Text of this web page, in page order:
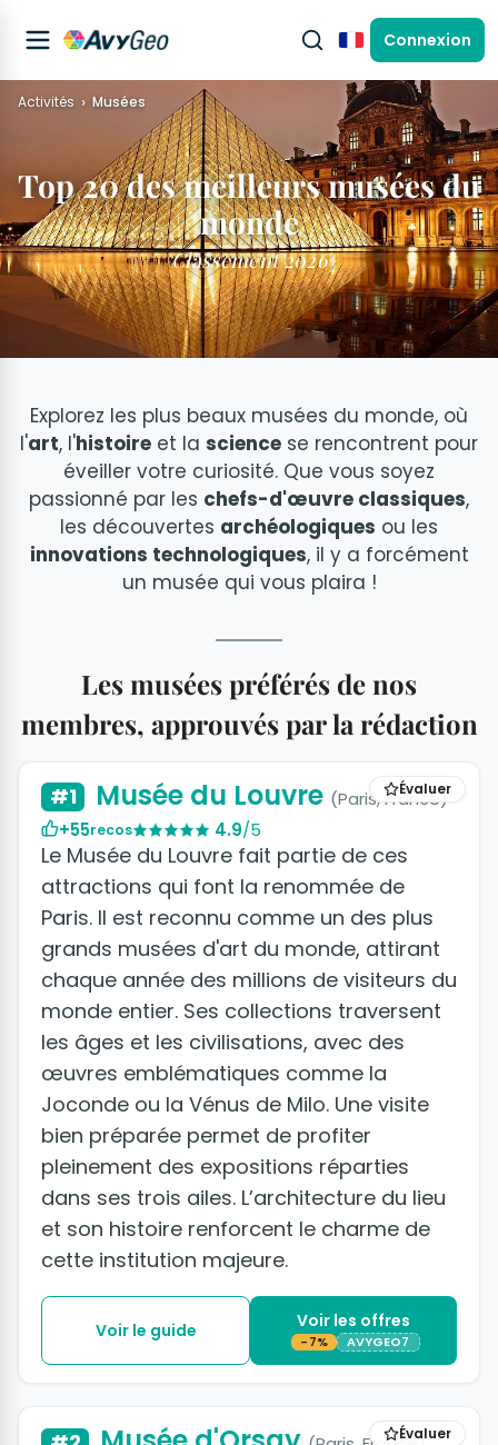
FrançaisConnexion
Activités Musées
Top 20 des meilleurs musées du
monde
Classement 2026
Explorez les plus beaux musées du monde, où
l'art, l'histoire et la science se rencontrent pour
éveiller votre curiosité. Que vous soyez
passionné par les chefs-d'œuvre classiques,
les découvertes archéologiques ou les
innovations technologiques, il y a forcément
un musée qui vous plaira !
Les musées préférés de nos
membres, approuvés par la rédaction
+14 photos
Évaluer
#1 Musée du Louvre (Paris, France)
+55recos 4.9/5
Le Musée du Louvre fait partie de ces
attractions qui font la renommée de
Paris. Il est reconnu comme un des plus
grands musées d'art du monde, attirant
chaque année des millions de visiteurs du
monde entier. Ses collections traversent
les âges et les civilisations, avec des
œuvres emblématiques comme la
Joconde ou la Vénus de Milo. Une visite
bien préparée permet de profiter
pleinement des expositions réparties
dans ses trois ailes. L’architecture du lieu
et son histoire renforcent le charme de
cette institution majeure.
Voir le guide Voir les offres
-7% AVYGEO7
Évaluer